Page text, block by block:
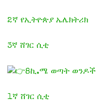
2ኛ የኢትዮጵያ ኤሌክትሪክ
3ኛ ሸገር ሲቲ
8ኪ.ሜ ወጣት ወንዶች
1ኛ ሸገር ሲቲ